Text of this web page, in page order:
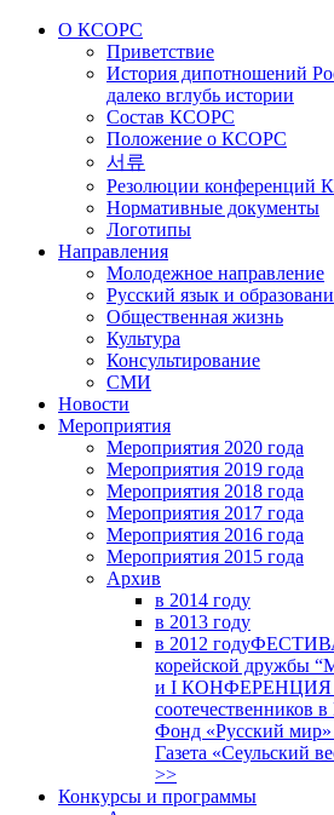
О КСОРС
Приветствие
История дипотношений
далеко вглубь истории
Состав КСОРС
Положение о КСОРС
서류
Резолюции конференций
Нормативные документы
Логотипы
Направления
Молодежное направление
Русский язык и
Общественная жизнь
Культура
Консультирование
СМИ
Новости
Мероприятия
Мероприятия 2020 года
Мероприятия 2019 года
Мероприятия 2018 годa
Мероприятия 2017 года
Мероприятия 2016 года
Мероприятия 2015 года
Архив
в 2014 году
в 2013 году
в 2012 году
корейской дружбы
и I КОНФЕРЕНЦИЯ
соотечественников
Фонд «Русский
Газета «Сеульский
>>
Конкурсы и программы